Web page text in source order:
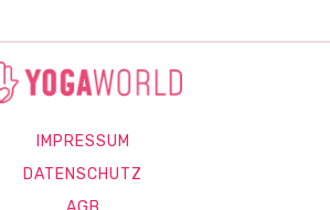
IMPRESSUM
DATENSCHUTZ